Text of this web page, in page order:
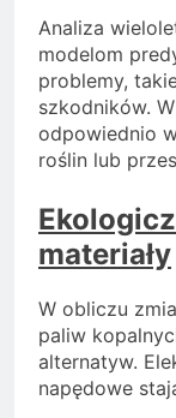
Analiza
modelom
problemy,
szkodników.
odpowiednio
roślin lub
materiały
W obliczu
paliw
alternatyw.
napędowe